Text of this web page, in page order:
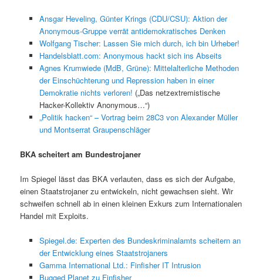
Ansgar Heveling, Günter Krings (CDU/CSU): Aktion der
Anonymous-Gruppe verrät antidemokratisches Denken
Wolfgang Tischer: Lassen Sie mich durch, ich bin Urheber!
Handelsblatt.com: Anonymous hackt sich ins Abseits
Agnes Krumwiede (MdB, Grüne): Mittelalterliche Methoden
der Einschüchterung und Repression haben in einer
Demokratie nichts verloren! („Das netzextremistische
Hacker-Kollektiv Anonymous…“)
„Politik hacken“ – Vortrag beim 28C3 von Alexander Müller
und Montserrat Graupenschläger
BKA scheitert am Bundestrojaner
Im Spiegel lässt das BKA verlauten, dass es sich der Aufgabe,
einen Staatstrojaner zu entwickeln, nicht gewachsen sieht. Wir
schweifen schnell ab in einen kleinen Exkurs zum Internationalen
Handel mit Exploits.
Spiegel.de: Experten des Bundeskriminalamts scheitern an
der Entwicklung eines Staatstrojaners
Gamma International Ltd.: Finfisher IT Intrusion
Bugged Planet zu Finfisher